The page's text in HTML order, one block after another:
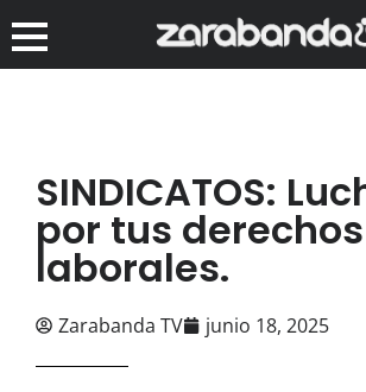
SINDICATOS:
por tus derechos
laborales.
Zarabanda TV junio 18, 2025